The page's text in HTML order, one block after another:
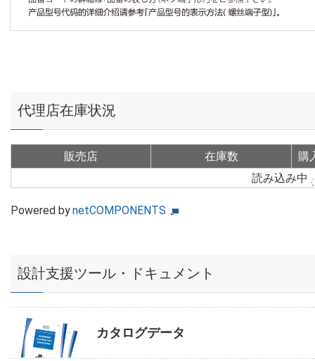
代理店在庫状況
販売店 在庫数
購
読み込み中
Powered bynetCOMPONENTS
設計支援ツール・ドキュメント
カタログデータ